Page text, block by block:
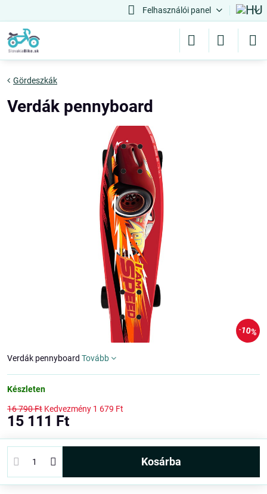
Felhasználói panel
10%
Gördeszkák
Verdák pennyboard
Verdák pennyboard Tovább
Készleten
16 790 Ft Kedvezmény 1 679 Ft
15 111 Ft
kosárba